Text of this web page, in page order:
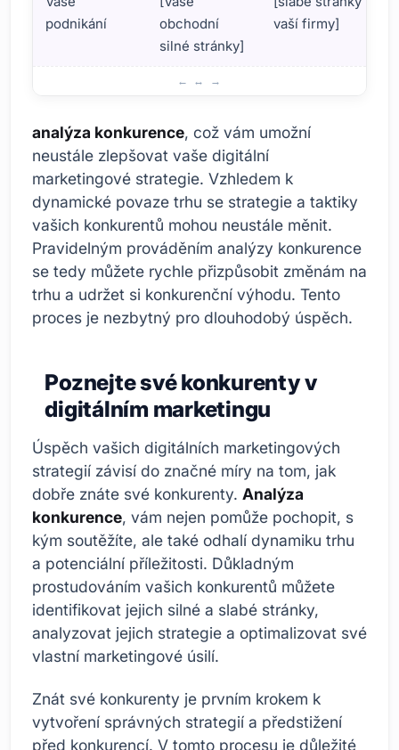
podnikání
obchodní
silné stránky]
vaší firmy]
analýza konkurence, což vám umožní
neustále zlepšovat vaše digitální
marketingové strategie. Vzhledem k
dynamické povaze trhu se strategie a taktiky
vašich konkurentů mohou neustále měnit.
Pravidelným prováděním analýzy konkurence
se tedy můžete rychle přizpůsobit změnám na
trhu a udržet si konkurenční výhodu. Tento
proces je nezbytný pro dlouhodobý úspěch.
Poznejte své konkurenty v
digitálním marketingu
Úspěch vašich digitálních marketingových
strategií závisí do značné míry na tom, jak
dobře znáte své konkurenty. Analýza
konkurence, vám nejen pomůže pochopit, s
kým soutěžíte, ale také odhalí dynamiku trhu
a potenciální příležitosti. Důkladným
prostudováním vašich konkurentů můžete
identifikovat jejich silné a slabé stránky,
analyzovat jejich strategie a optimalizovat své
vlastní marketingové úsilí.
Znát své konkurenty je prvním krokem k
vytvoření správných strategií a předstižení
před konkurencí. V tomto procesu je důležité